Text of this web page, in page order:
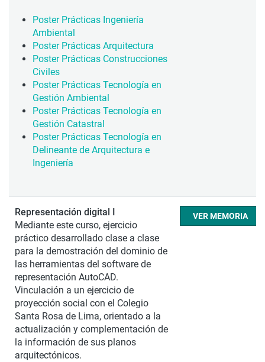
Poster Prácticas Ingeniería
Ambiental
Poster Prácticas Arquitectura
Poster Prácticas Construcciones
Civiles
Poster Prácticas Tecnología en
Gestión Ambiental
Poster Prácticas Tecnología en
Gestión Catastral
Poster Prácticas Tecnología en
Delineante de Arquitectura e
Ingeniería
Representación digital I
Mediante este curso, ejercicio
práctico desarrollado clase a clase
para la demostración del dominio de
las herramientas del software de
representación AutoCAD.
Vinculación a un ejercicio de
proyección social con el Colegio
Santa Rosa de Lima, orientado a la
actualización y complementación de
la información de sus planos
arquitectónicos.
VER MEMORIA